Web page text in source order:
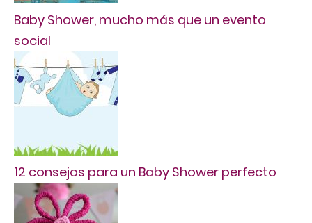
Baby Shower, mucho más que un evento
social
12 consejos para un Baby Shower perfecto